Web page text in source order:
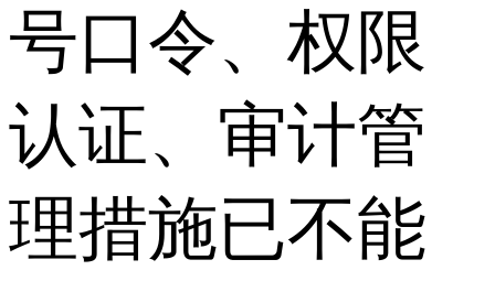
号口令、权限
认证、审计管
理措施已不能